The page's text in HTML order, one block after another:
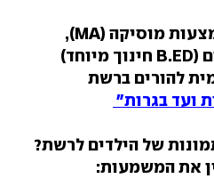
הכותבת היא מטפלת באמצעות מוסיקה (MA),
מומחית בהתפתחות ילדים (B.ED חינוך מיוחד)
להורים ברשת
ועד בגרות"
של הילדים לרשת?
את המשמעות: